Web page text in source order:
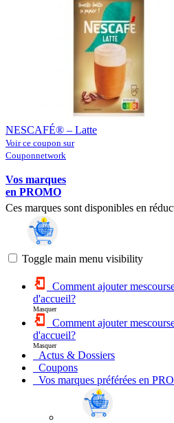
NESCAFÉ® – Latte
Voir ce coupon sur
Couponnetwork
Vos marques
en PROMO
Ces marques sont disponibles en
Toggle main menu visibility
Comment ajouter
d'accueil?
Masquer
Comment ajouter
d'accueil?
Masquer
Actus & Dossiers
Coupons
Vos marques préférées en